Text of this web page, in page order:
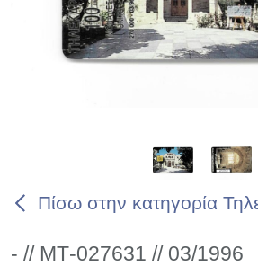
Πίσω στην κατηγορία
- // ΜΤ-027631 // 03/1996